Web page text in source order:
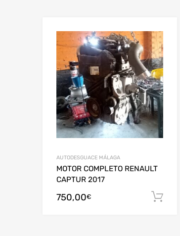
AUTODESGUACE MÁLAGA
MOTOR COMPLETO RENAULT
CAPTUR 2017
750,00€